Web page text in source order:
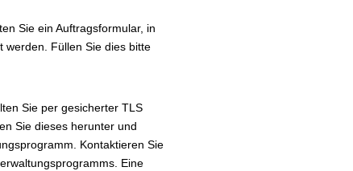
Sie ein Auftragsformular, in
werden. Füllen Sie dies bitte
Sie per gesicherter TLS
Sie dieses herunter und
Kontaktieren Sie
Eine